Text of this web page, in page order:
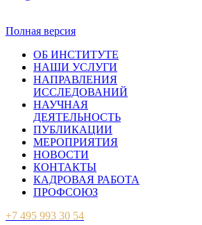
Полная версия
ОБ ИНСТИТУТЕ
НАШИ УСЛУГИ
НАПРАВЛЕНИЯ
ИССЛЕДОВАНИЙ
НАУЧНАЯ
ДЕЯТЕЛЬНОСТЬ
ПУБЛИКАЦИИ
МЕРОПРИЯТИЯ
НОВОСТИ
КОНТАКТЫ
КАДРОВАЯ РАБОТА
ПРОФСОЮЗ
+7 495 993 30 54